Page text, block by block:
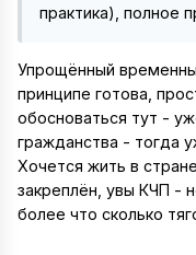
практика), полное
Упрощённый
принципе готова,
обосноваться тут -
гражданства - тогда
Хочется жить в
закреплён, увы КЧП -
более что сколько